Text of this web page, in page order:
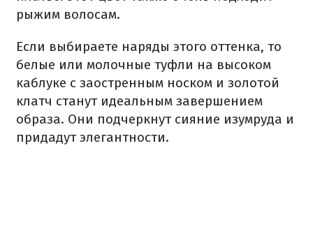
рыжим волосам.
Если выбираете наряды этого оттенка, то
белые или молочные туфли на высоком
каблуке с заостренным носком и золотой
клатч станут идеальным завершением
образа. Они подчеркнут сияние изумруда и
придадут элегантности.